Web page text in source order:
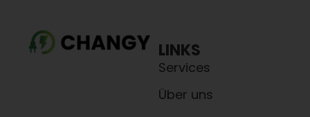
LINKS
Services
Über uns